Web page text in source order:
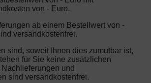
von - Euro.
ab einem Bestellwert von -
versandkostenfrei.
sind, soweit Ihnen dies zumutbar ist,
für Sie keine zusätzlichen
und
sind versandkostenfrei.